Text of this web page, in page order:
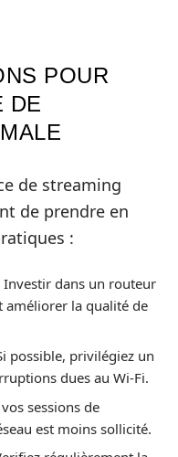
POUR
DE
de streaming
de prendre en
:
Investir dans un routeur
la qualité de
possible, privilégiez un
dues au Wi-Fi.
sessions de
est moins sollicité.